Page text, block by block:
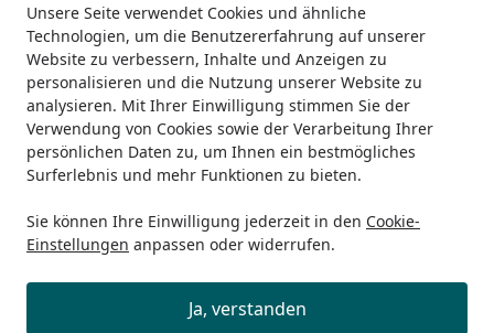
Unsere Seite verwendet Cookies und ähnliche
Technologien, um die Benutzererfahrung auf unserer
Website zu verbessern, Inhalte und Anzeigen zu
personalisieren und die Nutzung unserer Website zu
analysieren. Mit Ihrer Einwilligung stimmen Sie der
Verwendung von Cookies sowie der Verarbeitung Ihrer
persönlichen Daten zu, um Ihnen ein bestmögliches
Surferlebnis und mehr Funktionen zu bieten.
Sie können Ihre Einwilligung jederzeit in den Cookie-
Einstellungen anpassen oder widerrufen.
Ja, verstanden
Startseite
Passwort ändern?
Wie kann ich mein Passwort
ändern?
In Ihrem Kundenkonto finden Sie direkt nach dem
Einloggen den Reiter "Benutzerdaten". Unter diesem
können Sie bequem ein neues Passwort generieren.
Weitere Fragen aus dem Bereich